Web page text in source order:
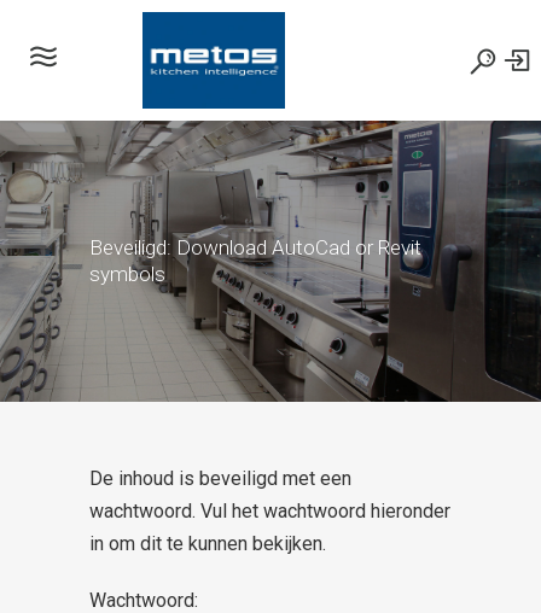
Beveiligd: Download AutoCad or Revit
symbols
De inhoud is beveiligd met een
wachtwoord. Vul het wachtwoord hieronder
in om dit te kunnen bekijken.
Wachtwoord: